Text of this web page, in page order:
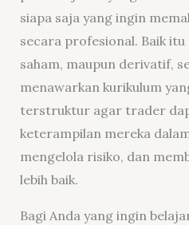
siapa saja yang ingin
secara profesional. Baik
saham, maupun derivatif,
menawarkan kurikulum
terstruktur agar trader
keterampilan mereka
mengelola risiko, dan
lebih baik.
Bagi Anda yang ingin